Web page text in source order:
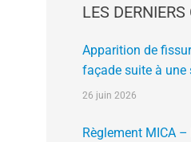
LES
Apparition de
façade suite à une
faire?
26 juin 2026
Règlement MICA –